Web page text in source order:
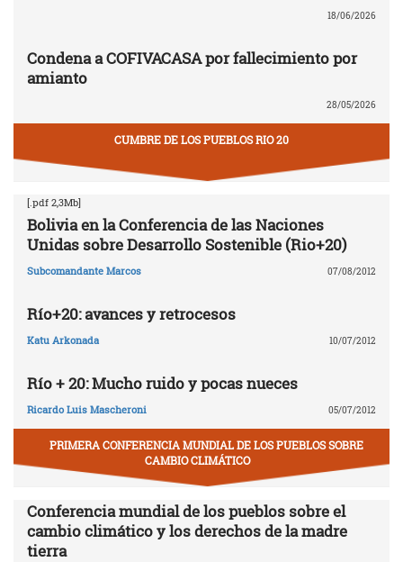
18/06/2026
Condena a COFIVACASA por fallecimiento por
amianto
28/05/2026
CUMBRE DE LOS PUEBLOS RIO 20
[.pdf 2,3Mb]
Bolivia en la Conferencia de las Naciones
Unidas sobre Desarrollo Sostenible (Rio+20)
Subcomandante Marcos 07/08/2012
Río+20: avances y retrocesos
Katu Arkonada 10/07/2012
Río + 20: Mucho ruido y pocas nueces
Ricardo Luis Mascheroni 05/07/2012
PRIMERA CONFERENCIA MUNDIAL DE LOS PUEBLOS SOBRE
CAMBIO CLIMÁTICO
Conferencia mundial de los pueblos sobre el
cambio climático y los derechos de la madre
tierra